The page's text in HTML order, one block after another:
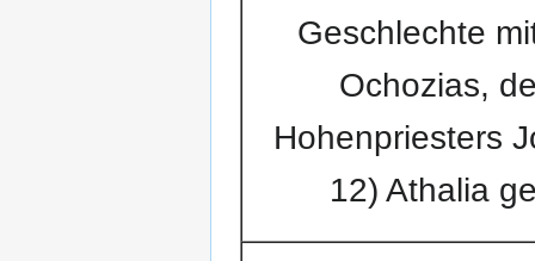
Geschlechte
Ochozias,
Hohenpriesters
12) Athalia